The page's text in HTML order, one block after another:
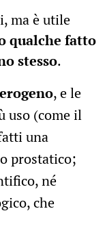
ma è utile
qualche fatto
stesso.
, e le
uso (come il
una
prostatico;
né
che